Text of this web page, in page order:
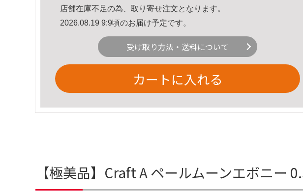
店舗在庫不足の為、取り寄せ注文となります。
2026.08.19 9:9頃のお届け予定です。
受け取り方法・送料について
カートに入れる
【極美品】Craft A ペールムーンエボニー